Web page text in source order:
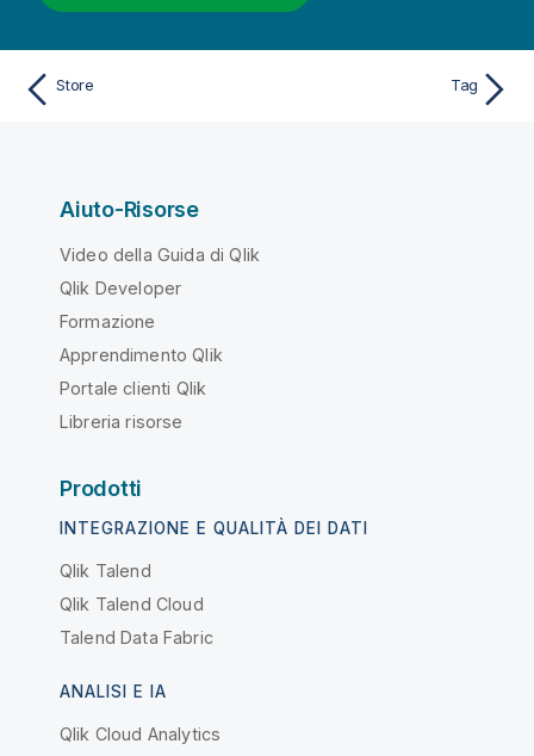
Store Tag
Aiuto-Risorse
Video della Guida di Qlik
Qlik Developer
Formazione
Apprendimento Qlik
Portale clienti Qlik
Libreria risorse
Prodotti
INTEGRAZIONE E QUALITÀ DEI DATI
Qlik Talend
Qlik Talend Cloud
Talend Data Fabric
ANALISI E IA
Qlik Cloud Analytics